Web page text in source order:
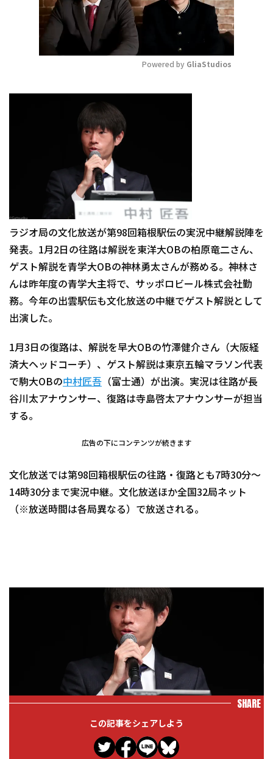
Powered by GliaStudios
ラジオ局の文化放送が第98回箱根駅伝の実況中継解説陣を
発表。1月2日の往路は解説を東洋大OBの柏原竜二さん、
ゲスト解説を青学大OBの神林勇太さんが務める。神林さ
んは昨年度の青学大主将で、サッポロビール株式会社勤
務。今年の出雲駅伝も文化放送の中継でゲスト解説として
出演した。
1月3日の復路は、解説を早大OBの竹澤健介さん（大阪経
済大ヘッドコーチ）、ゲスト解説は東京五輪マラソン代表
で駒大OBの中村匠吾 （富士通）が出演。実況は往路が長
谷川太アナウンサー、復路は寺島啓太アナウンサーが担当
する。
広告の下にコンテンツが続きます
文化放送では第98回箱根駅伝の往路・復路とも7時30分～
14時30分まで実況中継。文化放送ほか全国32局ネット
（※放送時間は各局異なる）で放送される。
SHARE
この記事をシェアしよう